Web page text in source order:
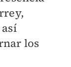
así
los